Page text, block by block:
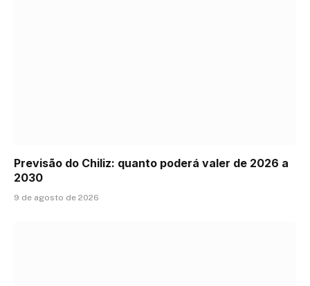
Previsão do Chiliz: quanto poderá valer de 2026 a
2030
9 de agosto de 2026